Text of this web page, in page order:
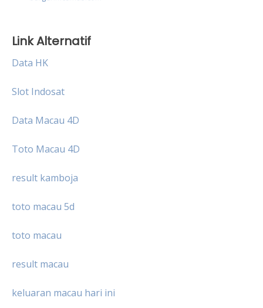
Link Alternatif
Data HK
Slot Indosat
Data Macau 4D
Toto Macau 4D
result kamboja
toto macau 5d
toto macau
result macau
keluaran macau hari ini